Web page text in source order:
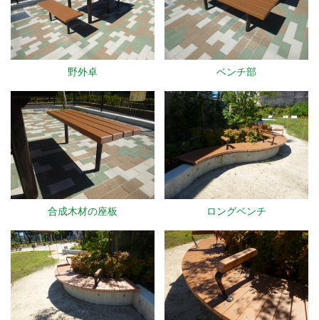
野外卓 ベンチ部
合成木材の座板 ロングベンチ